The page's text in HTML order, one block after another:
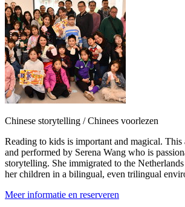
Chinese storytelling / Chinees voorlezen
Reading to kids is important and magical.
and performed by Serena Wang who is
storytelling. She immigrated to the
her children in a bilingual, even trilingual
Meer informatie en reserveren